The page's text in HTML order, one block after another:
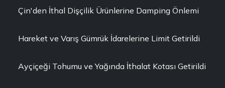
Çin'den İthal Dişçilik Ürünlerine Damping Önlemi
Hareket ve Varış Gümrük İdarelerine Limit Getirildi
Ayçiçeği Tohumu ve Yağında İthalat Kotası Getirildi